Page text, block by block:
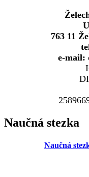
763 11
e-mail:
Naučná stezka
Naučná